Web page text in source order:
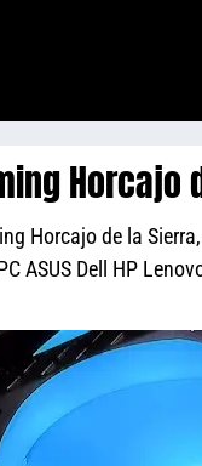
Horcajo
Horcajo de la
ASUS Dell HP